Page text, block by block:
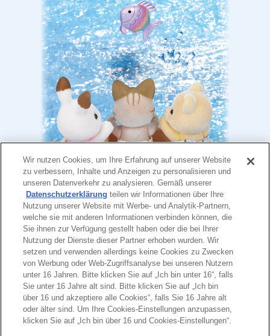
“Er ist weg!” rufen sie.
Doch da bemerken sie Felsen im Meer und
darin eine große Öffnung.
“Da ist eine Höhle!” sagt Luna.
“Ich bin gespannt, wohin sie führt” sagt Leo.
Als die Kinder in Richtung Höhle schauen,
werden sie wieder neugierig.
“Lasst uns die Höhle erkunden!” ruft Fips.
Und so beginnt das nächste Abenteuer.
Wir nutzen Cookies, um Ihre Erfahrung auf unserer Website
zu verbessern, Inhalte und Anzeigen zu personalisieren und
unseren Datenverkehr zu analysieren. Gemäß unserer
Datenschutzerklärung teilen wir Informationen über Ihre
Nutzung unserer Website mit Werbe- und Analytik-Partnern,
welche sie mit anderen Informationen verbinden können, die
Sie ihnen zur Verfügung gestellt haben oder die bei Ihrer
Nutzung der Dienste dieser Partner erhoben wurden. Wir
setzen und verwenden allerdings keine Cookies zu Zwecken
von Werbung oder Web-Zugriffsanalyse bei unseren Nutzern
unter 16 Jahren. Bitte klicken Sie auf „Ich bin unter 16“, falls
Sie unter 16 Jahre alt sind. Bitte klicken Sie auf „Ich bin
über 16 und akzeptiere alle Cookies“, falls Sie 16 Jahre alt
oder älter sind. Um Ihre Cookies-Einstellungen anzupassen,
klicken Sie auf „Ich bin über 16 und Cookies-Einstellungen“.